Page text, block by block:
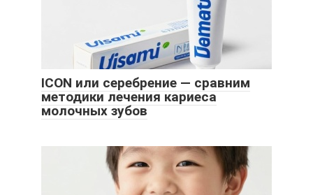
ICON или серебрение — сравним
методики лечения кариеса
молочных зубов